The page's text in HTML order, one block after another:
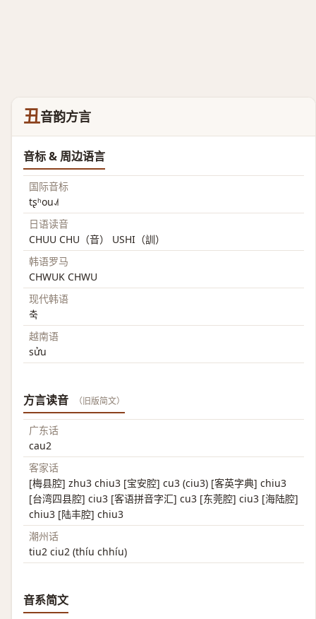
丑音韵方言
音标 & 周边语言
国际音标
tʂʰou˨˩˦
日语读音
CHUU CHU（音） USHI（訓）
韩语罗马
CHWUK CHWU
现代韩语
축
越南语
sửu
方言读音 （旧版简文）
广东话
cau2
客家话
[梅县腔] zhu3 chiu3 [宝安腔] cu3 (ciu3) [客英字典] chiu3
[台湾四县腔] ciu3 [客语拼音字汇] cu3 [东莞腔] ciu3 [海陆腔]
chiu3 [陆丰腔] chiu3
潮州话
tiu2 ciu2 (thíu chhíu)
音系简文